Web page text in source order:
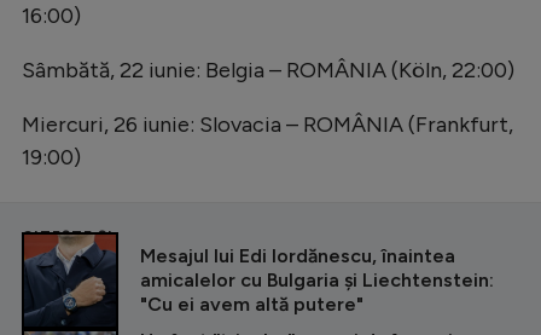
16:00)
Sâmbătă, 22 iunie: Belgia – ROMÂNIA (Köln, 22:00)
Miercuri, 26 iunie: Slovacia – ROMÂNIA (Frankfurt,
19:00)
CITEȘTE ȘI
Mesajul lui Edi Iordănescu, înaintea
amicalelor cu Bulgaria și Liechtenstein:
"Cu ei avem altă putere"